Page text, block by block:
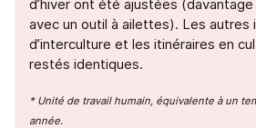
d’hiver ont été ajustées
avec un outil à ailettes). Les autres
d’interculture et les itinéraires en
restés identiques.
* Unité de travail humain, équivalente à un
année.